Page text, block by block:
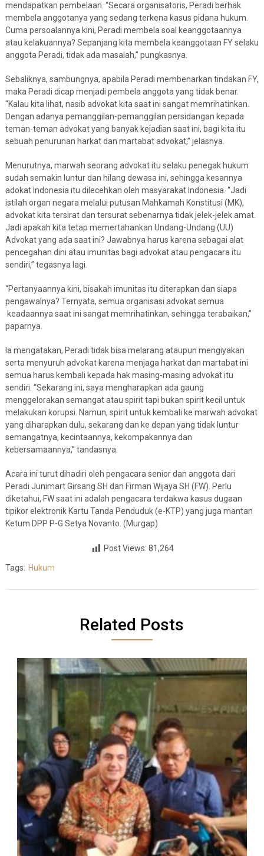
mendapatkan pembelaan. “Secara organisatoris, Peradi berhak
membela anggotanya yang sedang terkena kasus pidana hukum.
Cuma persoalannya kini, Peradi membela soal keanggotaannya
atau kelakuannya? Sepanjang kita membela keanggotaan FY selaku
anggota Peradi, tidak ada masalah,” pungkasnya.
Sebaliknya, sambungnya, apabila Peradi membenarkan tindakan FY,
maka Peradi dicap menjadi pembela anggota yang tidak benar.
“Kalau kita lihat, nasib advokat kita saat ini sangat memrihatinkan.
Dengan adanya pemanggilan-pemanggilan persidangan kepada
teman-teman advokat yang banyak kejadian saat ini, bagi kita itu
sebuah penurunan harkat dan martabat advokat,” jelasnya.
Menurutnya, marwah seorang advokat itu selaku penegak hukum
sudah semakin luntur dan hilang dewasa ini, sehingga kesannya
adokat Indonesia itu dilecehkan oleh masyarakat Indonesia. “Jadi
istilah organ negara melalui putusan Mahkamah Konstitusi (MK),
advokat kita tersirat dan tersurat sebenarnya tidak jelek-jelek amat.
Jadi apakah kita tetap memertahankan Undang-Undang (UU)
Advokat yang ada saat ini? Jawabnya harus karena sebagai alat
pencegahan dini atau imunitas bagi advokat atau pengacara itu
sendiri,” tegasnya lagi.
“Pertanyaannya kini, bisakah imunitas itu diterapkan dan siapa
pengawalnya? Ternyata, semua organisasi advokat semua
keadaannya saat ini sangat memrihatinkan, sehingga terabaikan,”
paparnya.
Ia mengatakan, Peradi tidak bisa melarang ataupun mengiyakan
serta menyuruh advokat karena menjaga harkat dan martabat ini
semua harus kembali kepada hak masing-masing advokat itu
sendiri. “Sekarang ini, saya mengharapkan ada gaung
menggelorakan semangat atau spirit tapi bukan spirit kecil untuk
melakukan korupsi. Namun, spirit untuk kembali ke marwah advokat
yang diharapkan dulu, sekarang dan ke depan yang tidak luntur
semangatnya, kecintaannya, kekompakannya dan
kebersamaannya,” tandasnya.
Acara ini turut dihadiri oleh pengacara senior dan anggota dari
Peradi Junimart Girsang SH dan Firman Wijaya SH (FW). Perlu
diketahui, FW saat ini adalah pengacara terdakwa kasus dugaan
tipikor elektronik Kartu Tanda Penduduk (e-KTP) yang juga mantan
Ketum DPP P-G Setya Novanto. (Murgap)
Post Views: 81,264
Tags: Hukum
Related Posts